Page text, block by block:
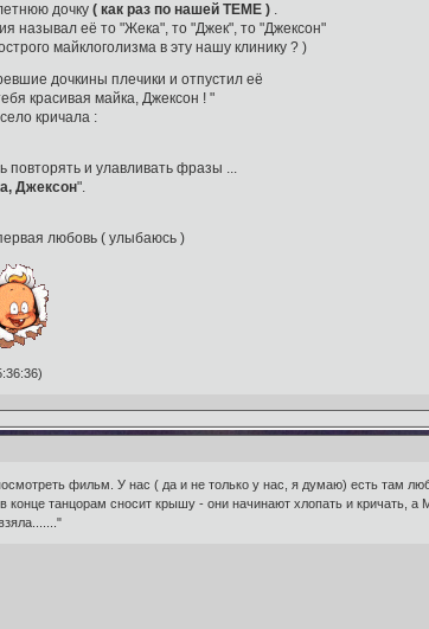
дочку( как раз по нашей ТЕМЕ ) .
называл её то "Жека", то "Джек", то "Джексон"
майклоголизма в эту нашу клинику ? )
дочкины плечики и отпустил её
красивая майка, Джексон ! "
кричала :
и улавливать фразы ...
Джексон".
любовь ( улыбаюсь )
фильм. У нас ( да и не только у нас, я думаю) есть там
конце танцорам сносит крышу - они начинают хлопать и кричать, а